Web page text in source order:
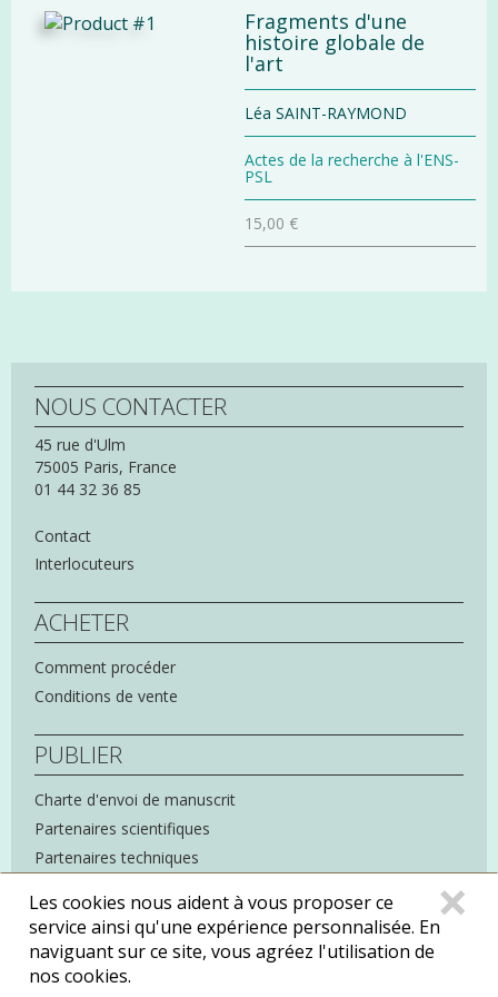
Fragments d'une
histoire globale de
l'art
Léa SAINT-RAYMOND
Actes de la recherche à l'ENS-
PSL
15,00 €
NOUS CONTACTER
45 rue d'Ulm
75005 Paris, France
01 44 32 36 85
Contact
Interlocuteurs
ACHETER
Comment procéder
Conditions de vente
PUBLIER
Charte d'envoi de manuscrit
Partenaires scientifiques
Partenaires techniques
Mentions légales
Politique de confidentialité
×
Les cookies nous aident à vous proposer ce
service ainsi qu'une expérience personnalisée. En
naviguant sur ce site, vous agréez l'utilisation de
nos cookies.